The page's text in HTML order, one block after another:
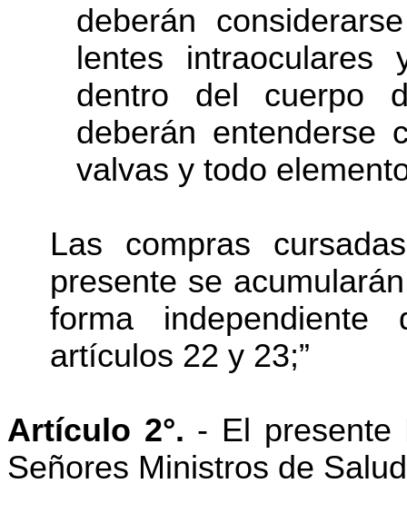
deberán
lentes
dentro del cuerpo
deberán entenderse
valvas y todo
Las compras
presente se
forma
artículos 22 y 23;”
Artículo 2°. - El presente
Señores Ministros de